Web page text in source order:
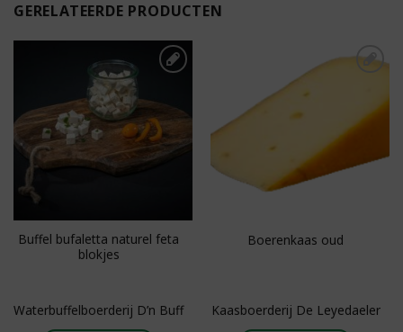
GERELATEERDE PRODUCTEN
Toevoegen aan
boodschappenlijst
Buffel bufaletta naturel feta
blokjes
Waterbuffelboerderij D’n Buff
boodschappenlijst
Boerenkaas oud
Kaasboerderij De Leyedaeler